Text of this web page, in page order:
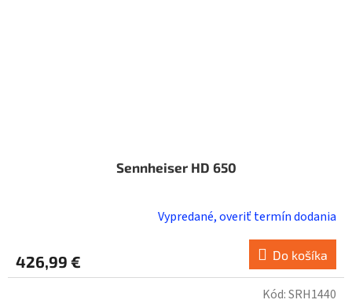
Sennheiser HD 650
Vypredané, overiť termín dodania
426,99 € Do košíka
Kód:SRH1440